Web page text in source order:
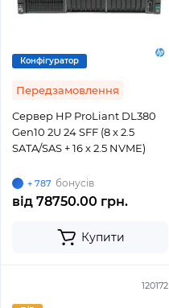
Конфігуратор
Передзамовлення
Сервер HP ProLiant DL380
Gen10 2U 24 SFF (8 x 2.5
SATA/SAS + 16 x 2.5 NVME)
+ 787 бонусів
від 78750.00 грн.
Купити
120172